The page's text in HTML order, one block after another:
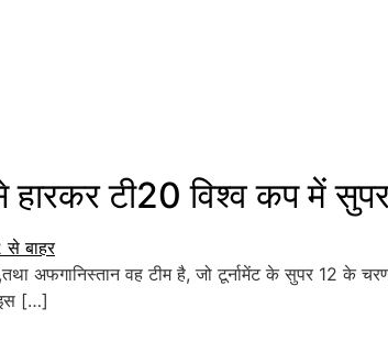
टी20 विश्व कप में
अफगानिस्तान वह टीम है, जो टूर्नामेंट के सुपर 12 के
इस […]